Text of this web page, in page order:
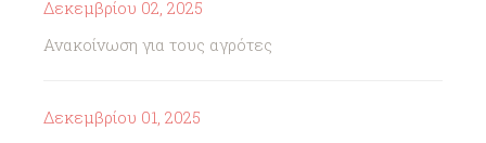
Δεκεμβρίου 02, 2025
Ανακοίνωση για τους αγρότες
Δεκεμβρίου 01, 2025